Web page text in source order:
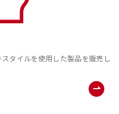
タイルを使⽤した製品を販売し